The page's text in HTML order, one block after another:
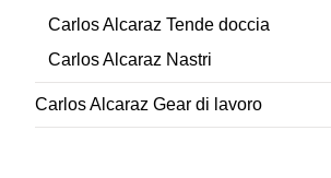
Carlos Alcaraz Tende doccia
Carlos Alcaraz Nastri
Carlos Alcaraz Gear di lavoro